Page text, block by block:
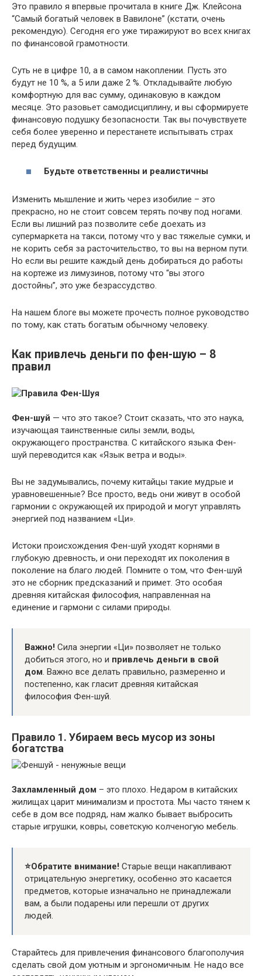
Это правило я впервые прочитала в книге Дж. Клейсона
“Самый богатый человек в Вавилоне” (кстати, очень
рекомендую). Сегодня его уже тиражируют во всех книгах
по финансовой грамотности.
Суть не в цифре 10, а в самом накоплении. Пусть это
будут не 10 %, а 5 или даже 2 %. Откладывайте любую
комфортную для вас сумму, одинаковую в каждом
месяце. Это разовьет самодисциплину, и вы сформируете
финансовую подушку безопасности. Так вы почувствуете
себя более уверенно и перестанете испытывать страх
перед будущим.
Будьте ответственны и реалистичны
Изменить мышление и жить через изобилие – это
прекрасно, но не стоит совсем терять почву под ногами.
Если вы лишний раз позволите себе доехать из
супермаркета на такси, потому что у вас тяжелые сумки, и
не корить себя за расточительство, то вы на верном пути.
Но если вы решите каждый день добираться до работы
на кортеже из лимузинов, потому что “вы этого
достойны”, это уже безрассудство.
На нашем блоге вы можете прочесть полное руководство
по тому, как стать богатым обычному человеку.
Как привлечь деньги по фен-шую – 8
правил
Фен-шуй — что это такое? Стоит сказать, что это наука,
изучающая таинственные силы земли, воды,
окружающего пространства. С китайского языка Фен-
шуй переводится как «Язык ветра и воды».
Вы не задумывались, почему китайцы такие мудрые и
уравновешенные? Все просто, ведь они живут в особой
гармонии с окружающей их природой и могут управлять
энергией под названием «Ци».
Истоки происхождения Фен-шуй уходят корнями в
глубокую древность, и они переходят их поколения в
поколение на благо людей. Помните о том, что Фен-шуй
это не сборник предсказаний и примет. Это особая
древняя китайская философия, направленная на
единение и гармони с силами природы.
Важно! Сила энергии «Ци» позволяет не только
добиться этого, но и привлечь деньги в свой
дом. Важно все делать правильно, размеренно и
постепенно, как гласит древняя китайская
философия Фен-шуй.
Правило 1. Убираем весь мусор из зоны
богатства
Захламленный дом – это плохо. Недаром в китайских
жилищах царит минимализм и простота. Мы часто тянем к
себе в дом все подряд, нам жалко бывает выбросить
старые игрушки, ковры, советскую колченогую мебель.
⭐️Обратите внимание! Старые вещи накапливают
отрицательную энергетику, особенно это касается
предметов, которые изначально не принадлежали
вам, а были подарены или перешли от других
людей.
Старайтесь для привлечения финансового благополучия
сделать свой дом уютным и эргономичным. Не надо все